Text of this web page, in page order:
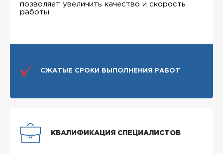
позволяет увеличить качество и скорость
работы.
СЖАТЫЕ СРОКИ ВЫПОЛНЕНИЯ РАБОТ
КВАЛИФИКАЦИЯ СПЕЦИАЛИСТОВ